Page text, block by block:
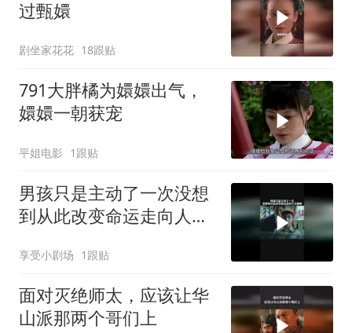
过甄嬛
剧坐家花花 18跟贴
791大胖橘为嬛嬛出气，
嬛嬛一朝获宠
平姐电影 1跟贴
男孩只是主动了一次没想
到从此改变命运走向人生
享受小剧场 1跟贴
面对灭绝师太，应该让华
山派那两个哥们上